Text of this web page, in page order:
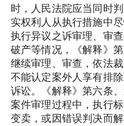
时，人民法院应当同时
实权利人从执行措施中
执行异议之诉审理、审
破产等情况，《解释》
继续审理、审查，依法
不能认定案外人享有排
诉讼。《解释》第六条
案件审理过程中，执行
变卖，或因错误判决而